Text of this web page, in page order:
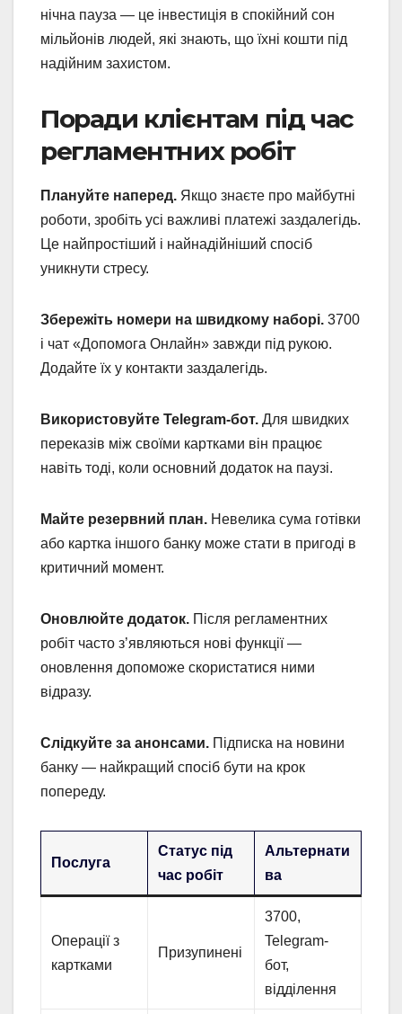
нічна пауза — це інвестиція в спокійний сон
мільйонів людей, які знають, що їхні кошти під
надійним захистом.
Поради клієнтам під час
регламентних робіт
Плануйте наперед. Якщо знаєте про майбутні
роботи, зробіть усі важливі платежі заздалегідь.
Це найпростіший і найнадійніший спосіб
уникнути стресу.
Збережіть номери на швидкому наборі. 3700
і чат «Допомога Онлайн» завжди під рукою.
Додайте їх у контакти заздалегідь.
Використовуйте Telegram-бот. Для швидких
переказів між своїми картками він працює
навіть тоді, коли основний додаток на паузі.
Майте резервний план. Невелика сума готівки
або картка іншого банку може стати в пригоді в
критичний момент.
Оновлюйте додаток. Після регламентних
робіт часто з’являються нові функції —
оновлення допоможе скористатися ними
відразу.
Слідкуйте за анонсами. Підписка на новини
банку — найкращий спосіб бути на крок
попереду.
Послуга
Статус під
час робіт
Альтернати
ва
Операції з
картками
Призупинені
3700,
Telegram-
бот,
відділення